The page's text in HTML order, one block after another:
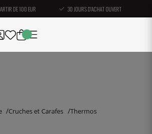
DE 100 EUR 30 JOURS D'ACHAT OUVERT
Cruches et Carafes Thermos